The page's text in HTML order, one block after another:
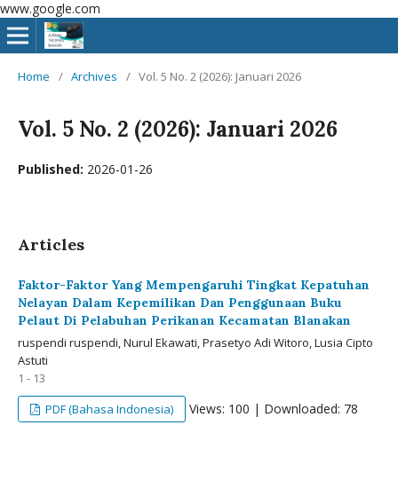
www.google.com
Home / Archives / Vol. 5 No. 2 (2026): Januari 2026
Vol. 5 No. 2 (2026): Januari 2026
Published: 2026-01-26
Articles
Faktor-Faktor Yang Mempengaruhi Tingkat Kepatuhan
Nelayan Dalam Kepemilikan Dan Penggunaan Buku
Pelaut Di Pelabuhan Perikanan Kecamatan Blanakan
ruspendi ruspendi, Nurul Ekawati, Prasetyo Adi Witoro, Lusia Cipto
Astuti
1 - 13
PDF (Bahasa Indonesia)
Views: 100 | Downloaded: 78